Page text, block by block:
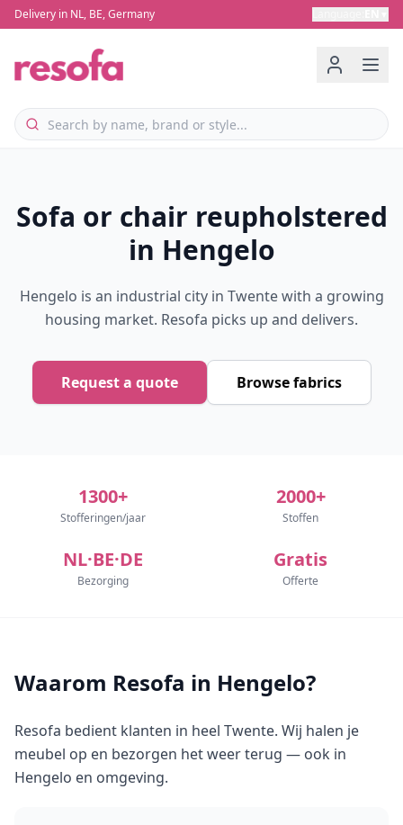
Delivery in NL, BE, Germany
Sofa or chair reupholstered
in Hengelo
Hengelo is an industrial city in Twente with a growing
housing market. Resofa picks up and delivers.
Request a quote Browse fabrics
1300+
Stofferingen/jaar
2000+
Stoffen
NL·BE·DE
Bezorging
Gratis
Offerte
Waarom Resofa in Hengelo?
Resofa bedient klanten in heel Twente. Wij halen je
meubel op en bezorgen het weer terug — ook in
Hengelo en omgeving.